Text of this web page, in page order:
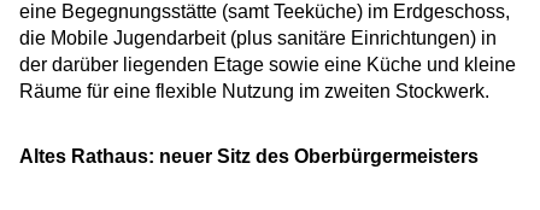
eine Begegnungsstätte (samt Teeküche) im Erdgeschoss,
die Mobile Jugendarbeit (plus sanitäre Einrichtungen) in
der darüber liegenden Etage sowie eine Küche und kleine
Räume für eine flexible Nutzung im zweiten Stockwerk.
Altes Rathaus: neuer Sitz des Oberbürgermeisters